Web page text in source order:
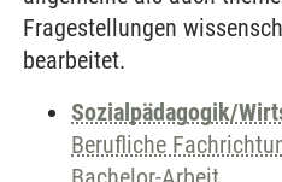
Fragestellungen
bearbeitet.
Sozialpädagogik/
Berufliche